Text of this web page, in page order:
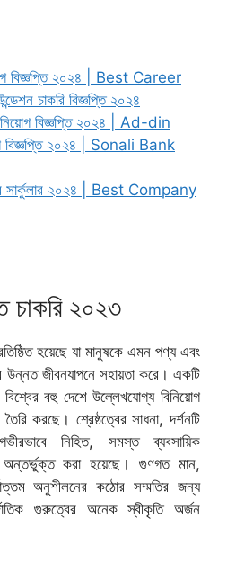
বিজ্ঞপ্তি ২০২৪ | Best Career
চাকরি বিজ্ঞপ্তি ২০২৪
বিজ্ঞপ্তি ২০২৪ | Ad-din
বিজ্ঞপ্তি ২০২৪ | Sonali Bank
সার্কুলার ২০২৪ | Best Company
চাকরি ২০২৩
হয়েছে যা মানুষকে এমন পণ্য এবং
উন্নত জীবনযাপনে সহায়তা করে। একটি
বহু দেশে উল্লেখযোগ্য বিনিয়োগ
করছে। শ্রেষ্ঠত্বের সাধনা, দর্শনটি
নিহিত, সমস্ত ব্যবসায়িক
অন্তর্ভুক্ত করা হয়েছে। গুণগত মান,
অনুশীলনের কঠোর সম্মতির জন্য
গুরুত্বের অনেক স্বীকৃতি অর্জন